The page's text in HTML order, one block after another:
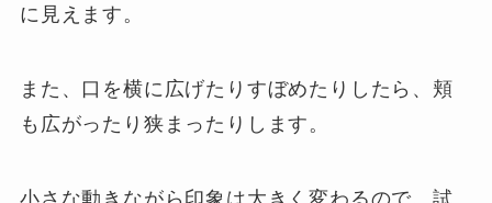
に見えます。
また、口を横に広げたりすぼめたりしたら、頬
も広がったり狭まったりします。